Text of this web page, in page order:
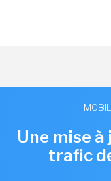
Une mise
trafic